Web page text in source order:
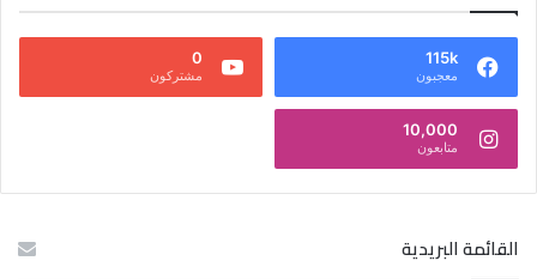
115k
معجبون
0
مشتركون
10,000
متابعون
القائمة البريدية